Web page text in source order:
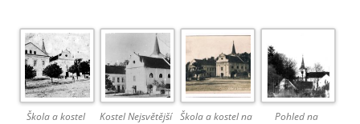
Škola a kostel
Kostel Nejsvětější Škola a kostel na
Pohled na